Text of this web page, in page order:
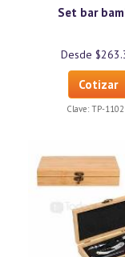
Set bar
Desde
Cotizar
Clave: TP-